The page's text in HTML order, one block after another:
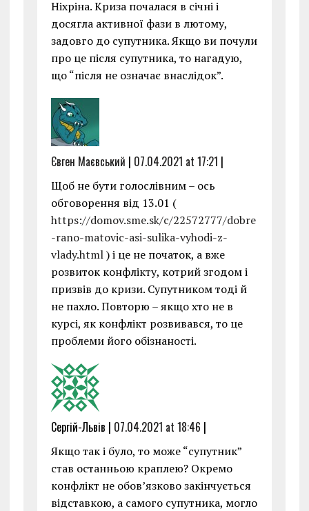
Ніхріна. Криза почалася в січні і
досягла активної фази в лютому,
задовго до супутника. Якщо ви почули
про це після супутника, то нагадую,
що “після не означає внаслідок”.
Євген Маєвський | 07.04.2021 at 17:21 |
Щоб не бути голослівним – ось
обговорення від 13.01 (
https://domov.sme.sk/c/22572777/dobre
-rano-matovic-asi-sulika-vyhodi-z-
vlady.html) і це не початок, а вже
розвиток конфлікту, котрий згодом і
призвів до кризи. Супутником тоді й
не пахло. Повторю – якщо хто не в
курсі, як конфлікт розвивався, то це
проблеми його обізнаності.
Сергій-Львів | 07.04.2021 at 18:46 |
Якщо так і було, то може “супутник”
став останньою краплею? Окремо
конфлікт не обов’язково закінчується
відставкою, а самого супутника, могло